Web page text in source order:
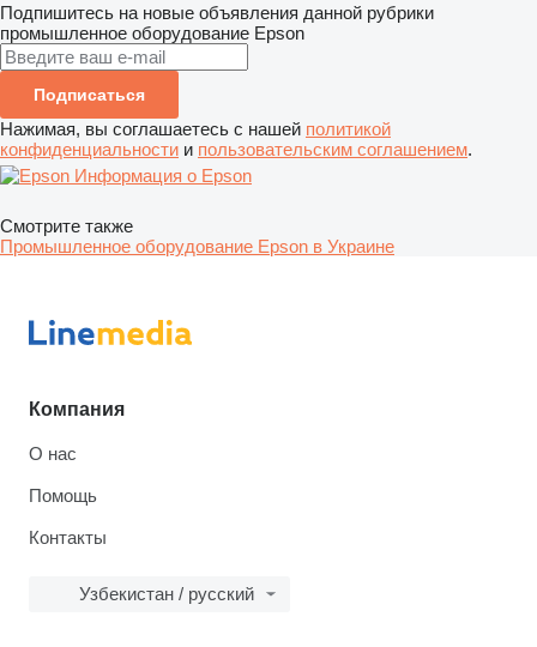
Подпишитесь на новые объявления данной рубрики
промышленное оборудование Epson
Подписаться
Нажимая, вы соглашаетесь с нашей политикой
конфиденциальности и пользовательским соглашением.
Информация о Epson
Смотрите также
Промышленное оборудование Epson в Украине
Компания
О нас
Помощь
Контакты
Узбекистан / русский